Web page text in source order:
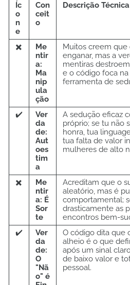
Íc
o
n
e
Con
ceit
o
Descrição
✖️
Me
ntir
a:
Ma
nip
ula
ção
Muitos creem que
enganar, mas a
mentiras
e o código foca
ferramenta de
✔️
Ver
da
de:
Aut
oes
tim
a
A sedução eficaz
próprio; se tu não
honra, tua
tua falta de valor
mulheres de alto
✖️
Me
ntir
a: É
Sor
te
Acreditam que o
aleatório, mas é
comportamental;
drasticamente as
encontros bem-
✔️
Ver
da
de:
O
"Nã
o" é
O código dita que
alheio é o que
após um sinal
de baixo valor e
pessoal.